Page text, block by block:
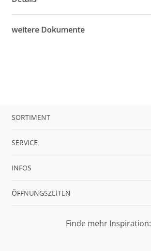
weitere Dokumente
SORTIMENT
SERVICE
INFOS
ÖFFNUNGSZEITEN
Finde mehr Inspiration: